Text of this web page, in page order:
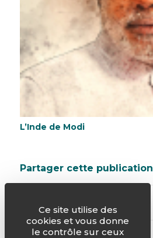
L’Inde de Modi
Partager cette publication
Ce site utilise des
cookies et vous donne
le contrôle sur ceux